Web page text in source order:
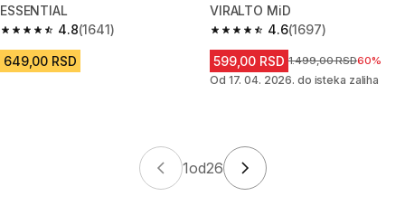
ESSENTIAL
4.8
4.8 od 5 zvezdica from 1641 Recenzije
(1641)
649,00 RSD
VIRALTO MiD
4.6
4.6 od 5 zvezdica from 1697
(1697)
599,00 RSD Cena pre sniženja
1.499,00 RSD60%
Od 17. 04. 2026. do isteka zaliha
1od26